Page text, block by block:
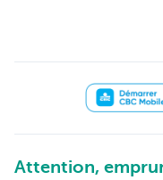
Attention,